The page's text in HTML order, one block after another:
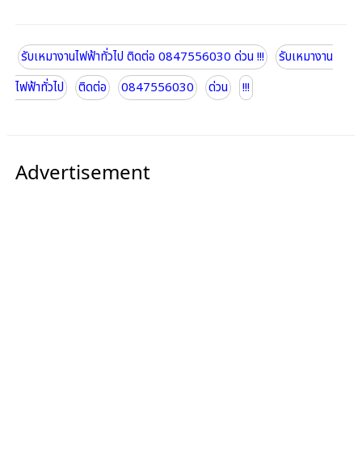
รับเหมางานไฟฟ้าทั่วไป ติดต่อ 0847556030 ด่วน !!!
รับเหมางาน
ไฟฟ้าทั่วไป
ติดต่อ 0847556030 ด่วน !!!
Advertisement